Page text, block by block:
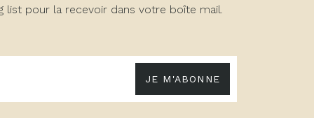
list pour la recevoir dans votre boîte mail.
JE M'ABONNE